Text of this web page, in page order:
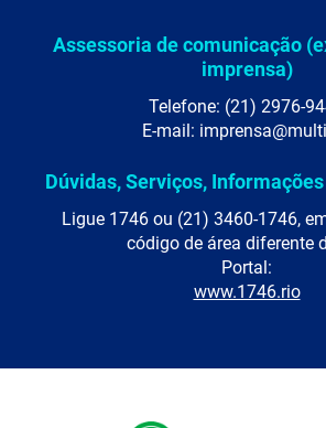
Assessoria de comunicação
imprensa)
Telefone: (21) 2976-
E-mail:
Dúvidas, Serviços,
Ligue 1746 ou (21) 3460-1746,
código de área diferente
Portal:
www.1746.rio